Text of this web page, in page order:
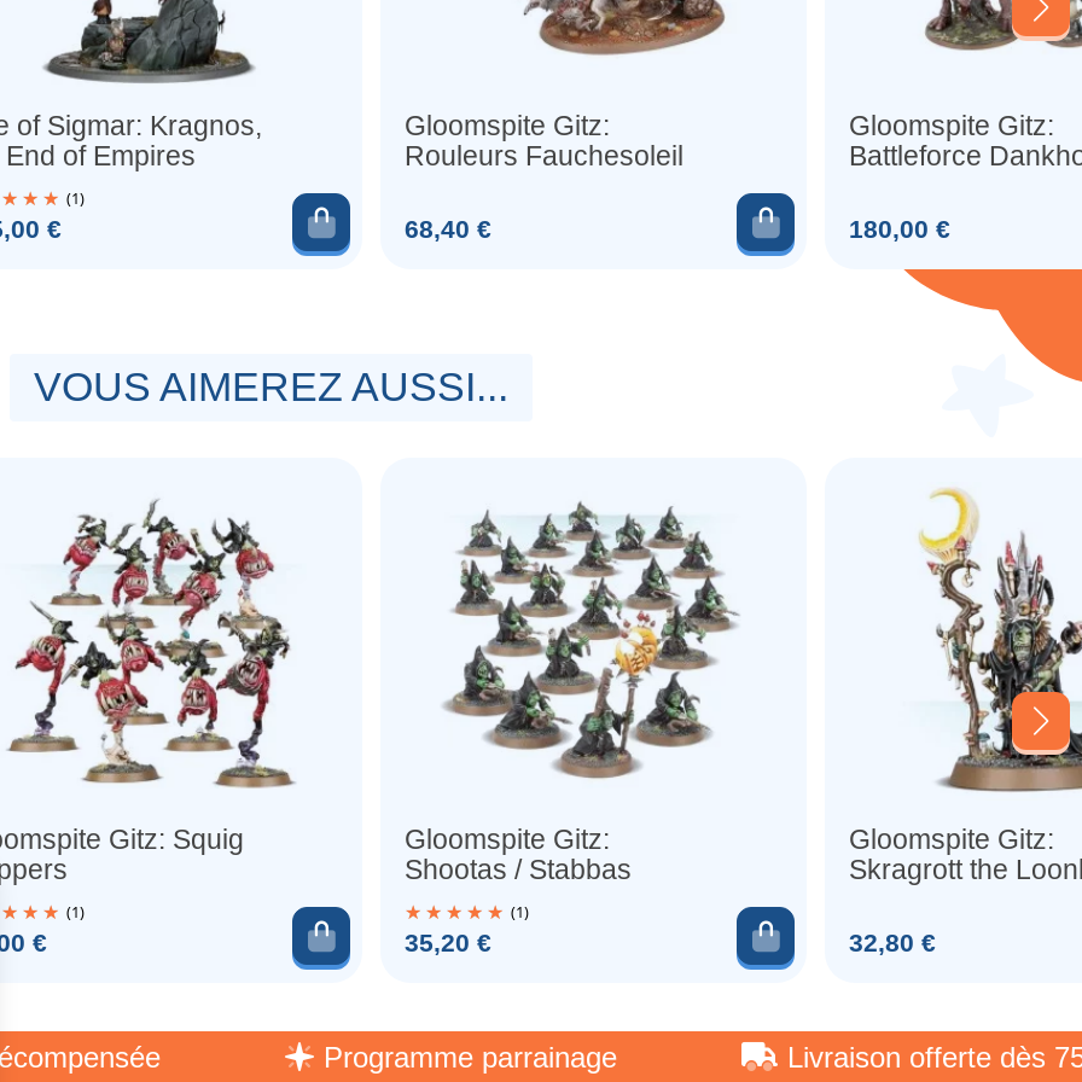
panier
of Sigmar: Kragnos,
of Empires
(1)
€ Ajouter au panier
Gloomspite Gitz:
Rouleurs Fauchesoleil
Prix
68,40 € Ajouter au panier
Gloomspite Gitz:
Battleforce
Figurines)
Prix
180,00 €
VOUS AIMEREZ AUSSI...
panier
Gitz: Squig
(1)
€ Ajouter au panier
Gloomspite Gitz:
Shootas / Stabbas
(1)
Prix
35,20 € Ajouter au panier
Gloomspite Gitz:
Skragrott the
Prix
32,80 €
Programme parrainage Livraison offerte dès 75 €